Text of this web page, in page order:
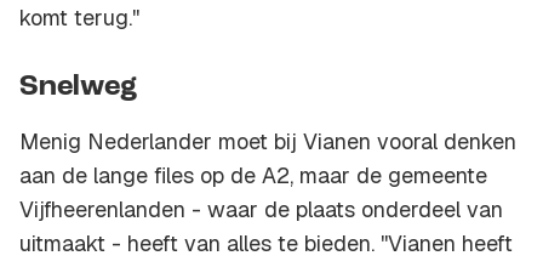
komt terug.''
Snelweg
Menig Nederlander moet bij Vianen vooral denken
aan de lange files op de A2, maar de gemeente
Vijfheerenlanden - waar de plaats onderdeel van
uitmaakt - heeft van alles te bieden. ''Vianen heeft